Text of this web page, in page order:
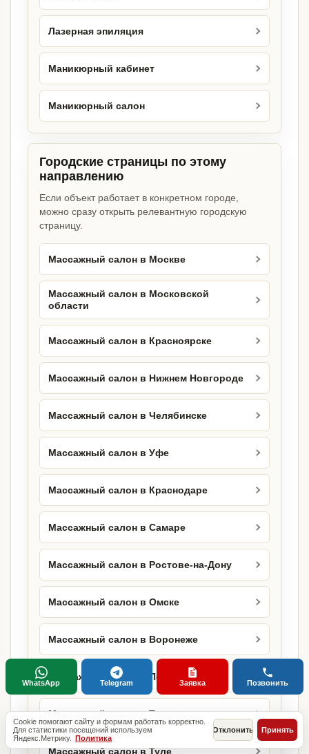
Лазерная эпиляция
Маникюрный кабинет
Маникюрный салон
Городские страницы по этому
направлению
Если объект работает в конкретном городе,
можно сразу открыть релевантную городскую
страницу.
Массажный салон в Москве
Массажный салон в Московской
области
Массажный салон в Красноярске
Массажный салон в Нижнем Новгороде
Массажный салон в Челябинске
Массажный салон в Уфе
Массажный салон в Краснодаре
Массажный салон в Самаре
Массажный салон в Ростове-на-Дону
Массажный салон в Омске
Массажный салон в Воронеже
Массажный салон в Перми
Массажный салон в Тюмени
Массажный салон в Туле
Cookie помогают сайту и формам работать корректно.
Для статистики посещений используем
Яндекс.Метрику. Политика
Отклонить Принять
WhatsApp Telegram Заявка Позвонить